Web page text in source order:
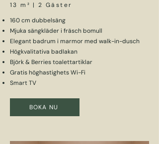
13 m² | 2 Gäster
160 cm dubbelsäng
Mjuka sängkläder i fräsch bomull
Elegant badrum i marmor med walk-in-dusch
Högkvalitativa badlakan
Björk & Berries toalettartiklar
Gratis höghastighets Wi-Fi
Smart TV
BOKA NU